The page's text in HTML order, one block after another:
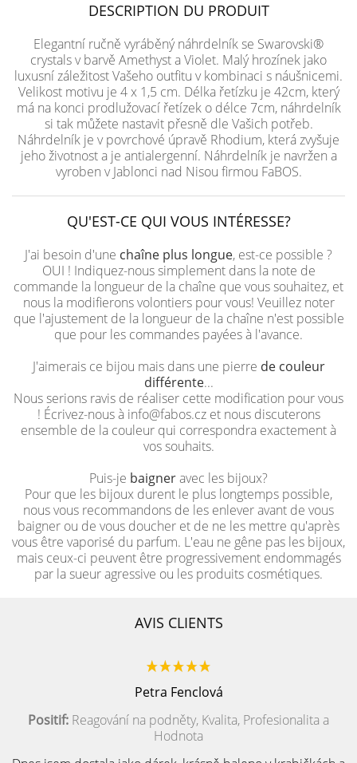
DESCRIPTION DU PRODUIT
Elegantní ručně vyráběný náhrdelník se Swarovski®
crystals v barvě Amethyst a Violet. Malý hrozínek jako
luxusní záležitost Vašeho outfitu v kombinaci s náušnicemi.
Velikost motivu je 4 x 1,5 cm. Délka řetízku je 42cm, který
má na konci prodlužovací řetízek o délce 7cm, náhrdelník
si tak můžete nastavit přesně dle Vašich potřeb.
Náhrdelník je v povrchové úpravě Rhodium, která zvyšuje
jeho životnost a je antialergenní. Náhrdelník je navržen a
vyroben v Jablonci nad Nisou firmou FaBOS.
QU'EST-CE QUI VOUS INTÉRESSE?
J'ai besoin d'une chaîne plus longue, est-ce possible ?
OUI ! Indiquez-nous simplement dans la note de
commande la longueur de la chaîne que vous souhaitez, et
nous la modifierons volontiers pour vous! Veuillez noter
que l'ajustement de la longueur de la chaîne n'est possible
que pour les commandes payées à l'avance.
J'aimerais ce bijou mais dans une pierre de couleur
différente...
Nous serions ravis de réaliser cette modification pour vous
! Écrivez-nous à info@fabos.cz et nous discuterons
ensemble de la couleur qui correspondra exactement à
vos souhaits.
Puis-je baigneravec les bijoux?
Pour que les bijoux durent le plus longtemps possible,
nous vous recommandons de les enlever avant de vous
baigner ou de vous doucher et de ne les mettre qu'après
vous être vaporisé du parfum. L'eau ne gêne pas les bijoux,
mais ceux-ci peuvent être progressivement endommagés
par la sueur agressive ou les produits cosmétiques.
AVIS CLIENTS
Petra Fenclová
Positif: Reagování na podněty, Kvalita, Profesionalita a
Hodnota